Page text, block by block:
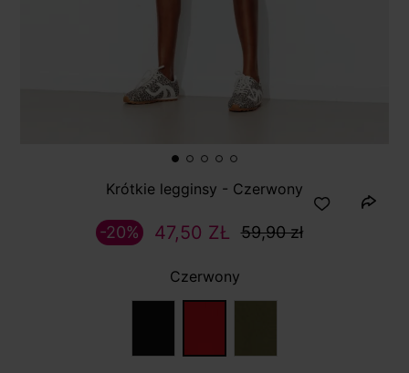
Krótkie legginsy - Czerwony
47,50 ZŁ 59,90 zł
-20%
Czerwony